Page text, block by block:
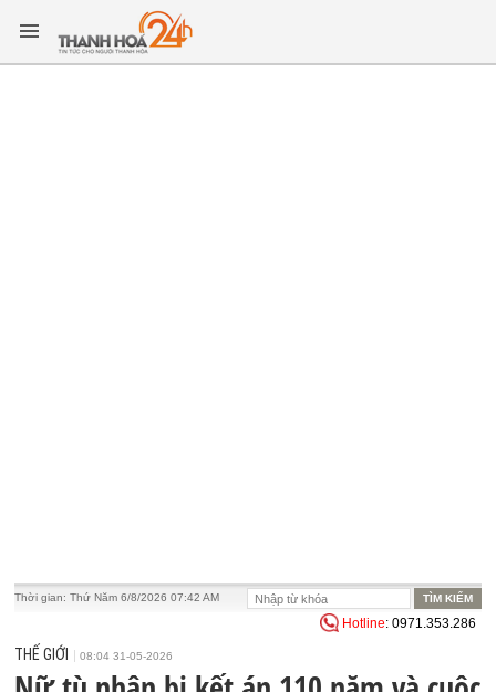
Thời gian:Thứ Năm 6/8/2026 07:42 AM
Hotline: 0971.353.286
THẾ GIỚI 08:04 31-05-2026